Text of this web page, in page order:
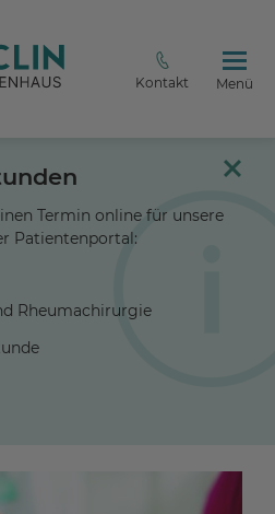
Kontakt Menü
Termin online für unsere
Patientenportal:
Rheumachirurgie